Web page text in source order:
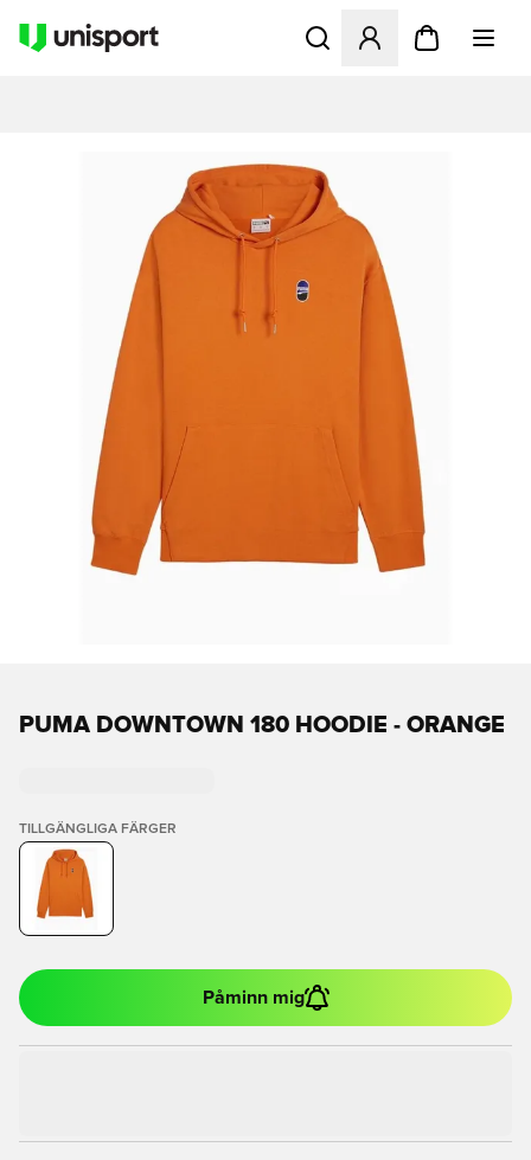
Öppnar en Modal för att
PUMA DOWNTOWN 180 HOODIE - ORANGE
TILLGÄNGLIGA FÄRGER
Påminn mig